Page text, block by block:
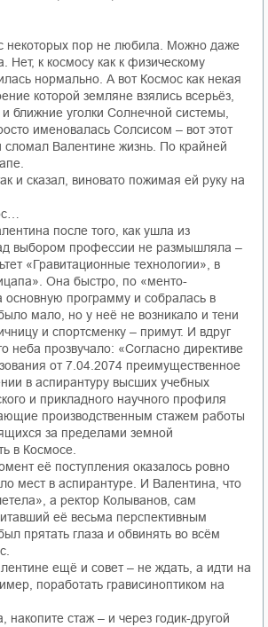
некоторых пор не любила. Можно даже
Нет, к космосу как к физическому
нормально. А вот Космос как некая
которой земляне взялись всерьёз,
ближние уголки Солнечной системы,
именовалась Солсисом – вот этот
сломал Валентине жизнь. По крайней
и сказал, виновато пожимая ей руку на
после того, как ушла из
выбором профессии не размышляла –
«Гравитационные технологии», в
Она быстро, по «менто-
основную программу и собралась в
мало, но у неё не возникало и тени
и спортсменку – примут. И вдруг
неба прозвучало: «Согласно директиве
от 7.04.2074 преимущественное
в аспирантуру высших учебных
и прикладного научного профиля
производственным стажем работы
за пределами земной
в Космосе.
её поступления оказалось ровно
мест в аспирантуре. И Валентина, что
а ректор Колыванов, сам
её весьма перспективным
прятать глаза и обвинять во всём
ещё и совет – не ждать, а идти на
поработать грависиноптиком на
накопите стаж – и через годик-другой